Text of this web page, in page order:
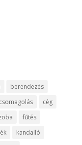
berendezés
csomagolás
cég
fűtés
kandalló